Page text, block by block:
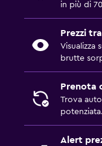
in più di
Prezzi
Visualizza
brutte
Prenota
Trova
potenziata.
Alert